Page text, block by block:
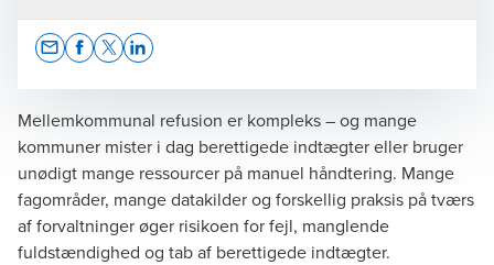
Mellemkommunal refusion er kompleks – og mange
kommuner mister i dag berettigede indtægter eller bruger
unødigt mange ressourcer på manuel håndtering. Mange
fagområder, mange datakilder og forskellig praksis på tværs
af forvaltninger øger risikoen for fejl, manglende
fuldstændighed og tab af berettigede indtægter.
Pernille Nielherdt Kjerulff
Partner, Advisory